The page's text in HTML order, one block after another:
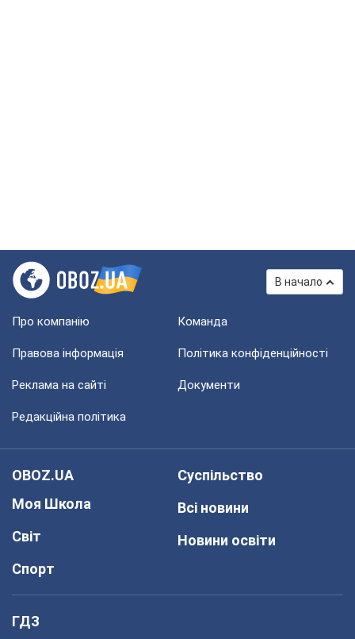
В начало
Про компанію Команда
Правова інформація Політика конфіденційності
Реклама на сайті Документи
Редакційна політика
OBOZ.UA
Моя Школа
Світ
Спорт
Суспільство
Всі новини
Новини освіти
ГДЗ